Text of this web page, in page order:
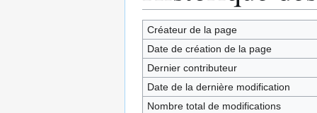
Créateur de la page
Date de création de la page
Dernier contributeur
Date de la dernière modification
Nombre total de modifications